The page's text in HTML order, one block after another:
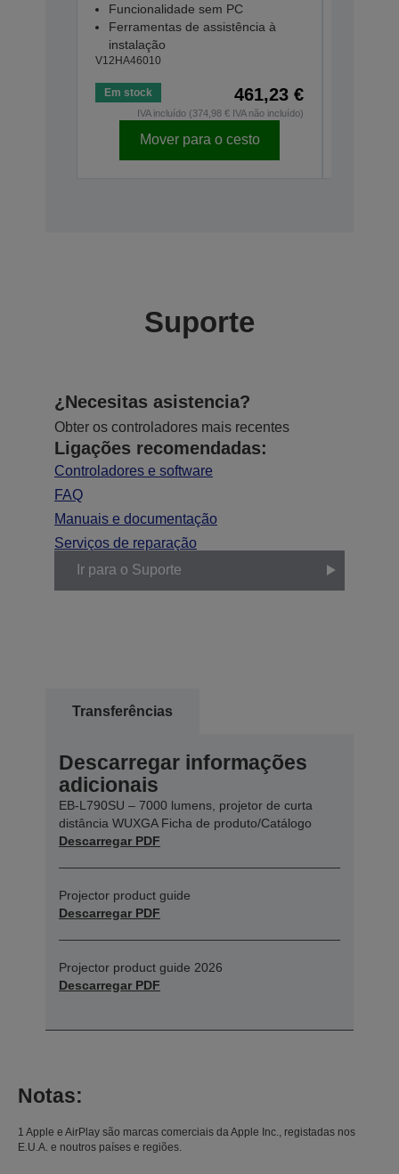
Funcionalidade sem PC
Ferramentas de assistência à
instalação
V12HA46010
Em stock 461,23 €
IVA incluído (374,98 € IVA não incluído)
Mover para o cesto
Suporte
¿Necesitas asistencia?
Obter os controladores mais recentes
Ligações recomendadas:
Controladores e software
FAQ
Manuais e documentação
Serviços de reparação
Ir para o Suporte
Transferências
Descarregar informações
adicionais
EB-L790SU – 7000 lumens, projetor de curta
distância WUXGA Ficha de produto/Catálogo
Descarregar PDF
Projector product guide
Descarregar PDF
Projector product guide 2026
Descarregar PDF
Notas:
1 Apple e AirPlay são marcas comerciais da Apple Inc., registadas nos
E.U.A. e noutros países e regiões.